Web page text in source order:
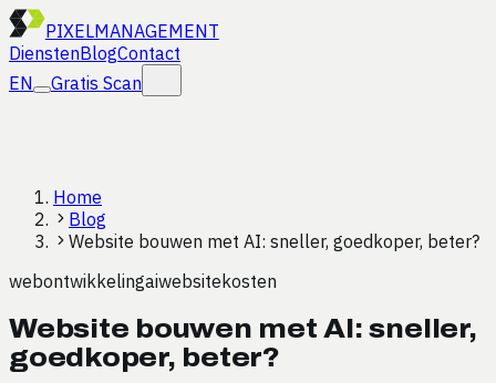
PIXELMANAGEMENT
DienstenBlogContact
EN
Gratis Scan
Home
Blog
Website bouwen met AI: sneller, goedkoper, beter?
webontwikkelingaiwebsite kosten
Website bouwen met AI: sneller,
goedkoper, beter?